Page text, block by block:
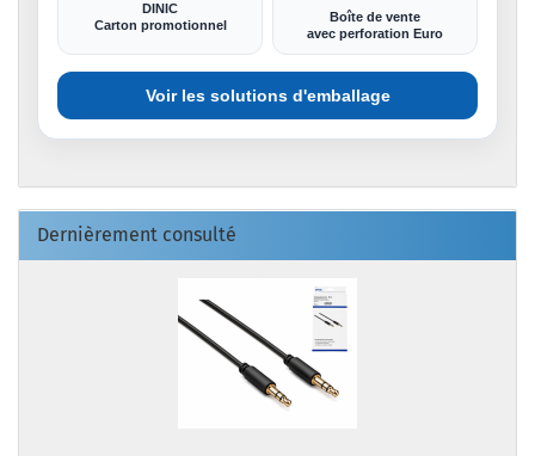
DINIC
Carton promotionnel
Boîte de vente
avec perforation Euro
Voir les solutions d'emballage
Dernièrement consulté